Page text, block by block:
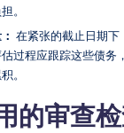
。
在紧张的截止日期
过程应跟踪这些债务
。
的审查